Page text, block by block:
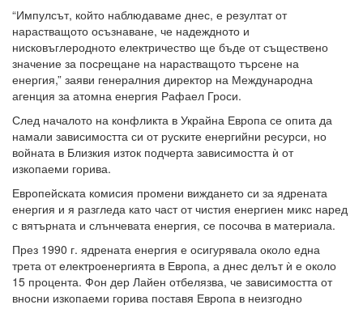
“Импулсът, който наблюдаваме днес, е резултат от
нарастващото осъзнаване, че надеждното и
нисковъглеродното електричество ще бъде от съществено
значение за посрещане на нарастващото търсене на
енергия,” заяви генералния директор на Международна
агенция за атомна енергия Рафаел Гроси.
След началото на конфликта в Украйна Европа се опита да
намали зависимостта си от руските енергийни ресурси, но
войната в Близкия изток подчерта зависимостта ѝ от
изкопаеми горива.
Европейската комисия промени виждането си за ядрената
енергия и я разгледа като част от чистия енергиен микс наред
с вятърната и слънчевата енергия, се посочва в материала.
През 1990 г. ядрената енергия е осигурявала около една
трета от електроенергията в Европа, а днес делът ѝ е около
15 процента. Фон дер Лайен отбелязва, че зависимостта от
вносни изкопаеми горива поставя Европа в неизгодно